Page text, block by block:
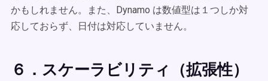
かもしれません。また、Dynamo は数値型は１つしか対
応しておらず、日付は対応していません。
６．スケーラビリティ（拡張性）